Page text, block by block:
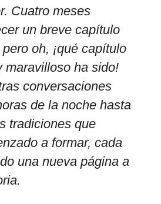
Cuatro meses
un breve capítulo
oh, ¡qué capítulo
maravilloso ha sido!
conversaciones
de la noche hasta
tradiciones que
a formar, cada
una nueva página a